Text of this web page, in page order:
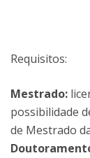
Requisitos:
Mestrado:
possibilidade
de Mestrado